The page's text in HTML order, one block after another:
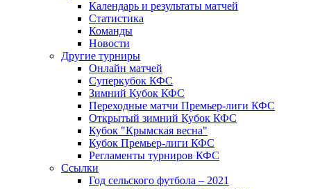
Календарь и результаты матчей
Статистика
Команды
Новости
Другие турниры
Онлайн матчей
Суперкубок КФС
Зимний Кубок КФС
Переходные матчи Премьер-лиги КФС
Открытый зимний Кубок КФС
Кубок "Крымская весна"
Кубок Премьер-лиги КФС
Регламенты турниров КФС
Ссылки
Год сельского футбола – 2021